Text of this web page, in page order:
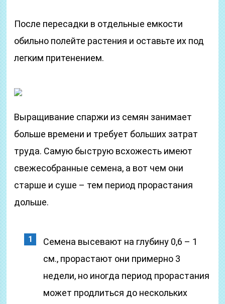
После пересадки в отдельные емкости
обильно полейте растения и оставьте их под
легким притенением.
Выращивание спаржи из семян занимает
больше времени и требует больших затрат
труда. Самую быструю всхожесть имеют
свежесобранные семена, а вот чем они
старше и суше – тем период прорастания
дольше.
Семена высевают на глубину 0,6 – 1
см., прорастают они примерно 3
недели, но иногда период прорастания
может продлиться до нескольких